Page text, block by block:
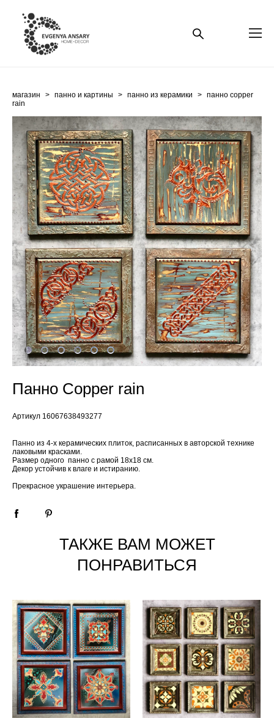
магазин > панно и картины > панно из керамики > панно сopper
rain
Панно Сopper rain
Артикул 16067638493277
Панно из 4-х керамических плиток, расписанных в авторской технике
лаковыми красками.
Размер одного панно с рамой 18х18 см.
Декор устойчив к влаге и истиранию.
Прекрасное украшение интерьера.
ТАКЖЕ ВАМ МОЖЕТ
ПОНРАВИТЬСЯ